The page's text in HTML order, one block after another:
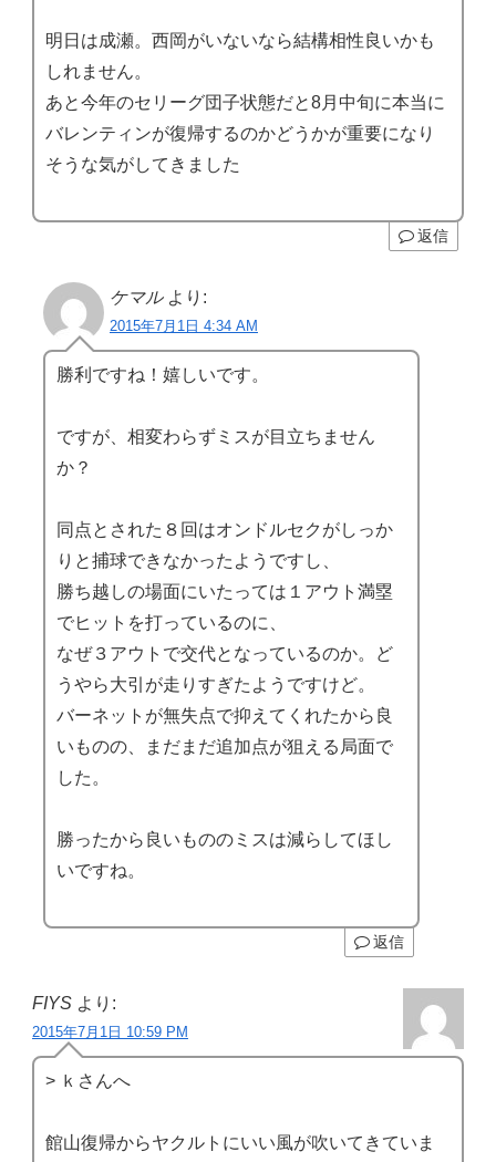
明日は成瀬。西岡がいないなら結構相性良いかも
しれません。
あと今年のセリーグ団子状態だと8月中旬に本当に
バレンティンが復帰するのかどうかが重要になり
そうな気がしてきました
返信
ケマル より:
2015年7月1日 4:34 AM
勝利ですね！嬉しいです。
ですが、相変わらずミスが目立ちません
か？
同点とされた８回はオンドルセクがしっか
りと捕球できなかったようですし、
勝ち越しの場面にいたっては１アウト満塁
でヒットを打っているのに、
なぜ３アウトで交代となっているのか。ど
うやら大引が走りすぎたようですけど。
バーネットが無失点で抑えてくれたから良
いものの、まだまだ追加点が狙える局面で
した。
勝ったから良いもののミスは減らしてほし
いですね。
返信
FIYS より:
2015年7月1日 10:59 PM
> ｋさんへ
館山復帰からヤクルトにいい風が吹いてきていま